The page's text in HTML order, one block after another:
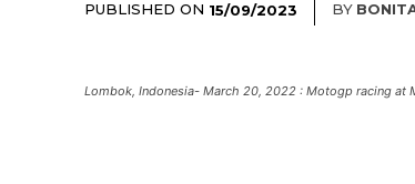
PUBLISHED ON 15/09/2023 BY
Lombok, Indonesia- March 20, 2022 : Motogp racing at